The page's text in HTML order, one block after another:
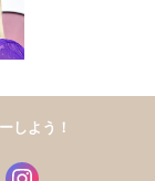
しよう！